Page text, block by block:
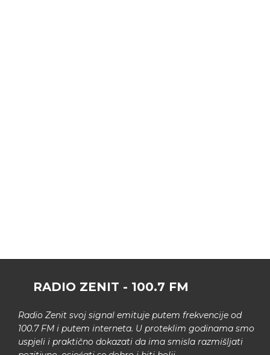
RADIO ZENIT - 100.7 FM
Radio Zenit svoj signal emituje putem frekvencije od
100.7 FM i putem interneta. U proteklim godinama smo
uspjeli i praktično dokazati da ima smisla razmišljati